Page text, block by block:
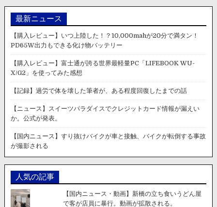
最新ニュース
【購入レビュー】いつ上陸した！？10,000mahが20分で満タン！
PD65W出力もできる化け物バッテリー
【購入レビュー】富士通が誇る世界最軽量PC「LIFEBOOK WU-
X/G2」を使ってみた感想
【記録】過労で体を壊した筆者が、ある程度回復したまでの話
【ニュース】スイーツパラダイスでクレジットカード情報が漏えい
か。公式が発表。
【国内ニュース】すり抜けバイクが車と接触、バイクが転倒する事故
が撮影される
人気の記事
【国内ニュース・動画】新橋の立ち食いうどん屋
で客が店員に暴行。動画が拡散される。